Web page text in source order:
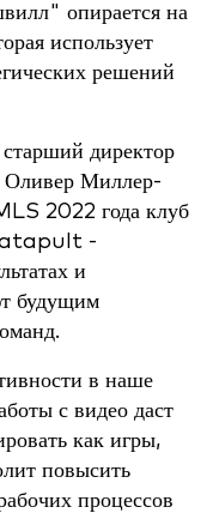
опирается на
использует
решений
директор
Оливер Миллер-
2022 года клуб
-
и
будущим
в наше
с видео даст
как игры,
повысить
процессов